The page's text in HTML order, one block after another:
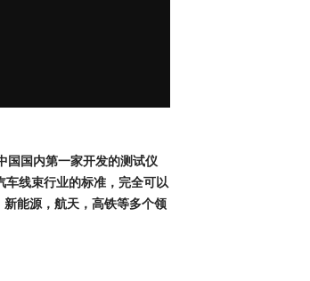
国国内第一家开发的测试仪
线束行业的标准，完全可以
能源，航天，高铁等多个领